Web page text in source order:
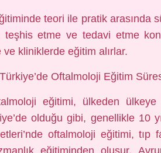
teori ile pratik arasında
teşhis etme ve tedavi etme
ve kliniklerde eğitim alırlar.
Oftalmoloji Eğitim
eğitimi, ülkeden
olduğu gibi, genellikle 10
oftalmoloji eğitimi, tıp
eğitiminden oluşur.